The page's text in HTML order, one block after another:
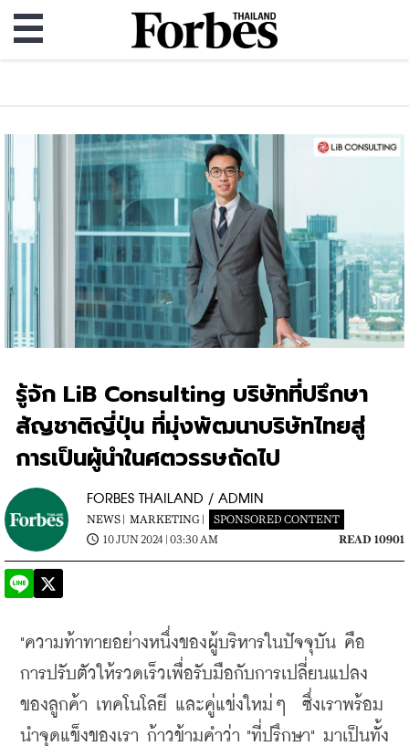
รู้จัก LiB Consulting บริษัทที่ปรึกษา
สัญชาติญี่ปุ่น ที่มุ่งพัฒนาบริษัทไทยสู่
การเป็นผู้นำในศตวรรษถัดไป
FORBES THAILAND / ADMIN
NEWS | MARKETING |
SPONSORED CONTENT
10 JUN 2024 | 03:30 AM
READ 10901
"ความท้าทายอย่างหนึ่งของผู้บริหารในปัจจุบัน คือ
การปรับตัวให้รวดเร็วเพื่อรับมือกับการเปลี่ยนแปลง
ของลูกค้า เทคโนโลยี และคู่แข่งใหม่ๆ  ซึ่งเราพร้อม
นำจุดแข็งของเรา ก้าวข้ามคำว่า "ที่ปรึกษา" มาเป็นทั้ง